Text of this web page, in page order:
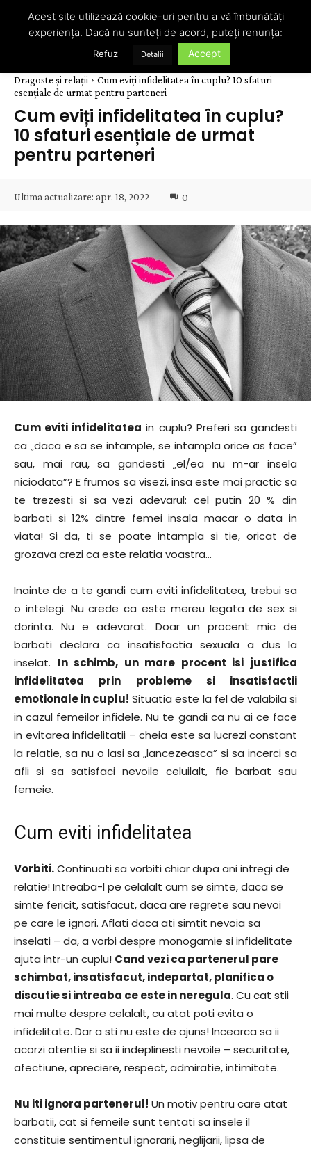
Dragoste și relații
Cum eviți infidelitatea în cuplu? 10 sfaturi
esențiale de urmat pentru parteneri
Cum eviți infidelitatea în cuplu?
10 sfaturi esențiale de urmat
pentru parteneri
Ultima actualizare: apr. 18, 2022 0
Cum eviti infidelitatea in cuplu? Preferi sa gandesti
ca „daca e sa se intample, se intampla orice as face”
sau, mai rau, sa gandesti „el/ea nu m-ar insela
niciodata”? E frumos sa visezi, insa este mai practic sa
te trezesti si sa vezi adevarul: cel putin 20 % din
barbati si 12% dintre femei insala macar o data in
viata! Si da, ti se poate intampla si tie, oricat de
grozava crezi ca este relatia voastra…
Inainte de a te gandi cum eviti infidelitatea, trebui sa
o intelegi. Nu crede ca este mereu legata de sex si
dorinta. Nu e adevarat. Doar un procent mic de
barbati declara ca insatisfactia sexuala a dus la
inselat. In schimb, un mare procent isi justifica
infidelitatea prin probleme si insatisfactii
emotionale in cuplu! Situatia este la fel de valabila si
in cazul femeilor infidele. Nu te gandi ca nu ai ce face
in evitarea infidelitatii – cheia este sa lucrezi constant
la relatie, sa nu o lasi sa „lancezeasca” si sa incerci sa
afli si sa satisfaci nevoile celuilalt, fie barbat sau
femeie.
Cum eviti infidelitatea
Vorbiti.Continuati sa vorbiti chiar dupa ani intregi de
relatie! Intreaba-l pe celalalt cum se simte, daca se
simte fericit, satisfacut, daca are regrete sau nevoi
pe care le ignori. Aflati daca ati simtit nevoia sa
inselati – da, a vorbi despre monogamie si infidelitate
ajuta intr-un cuplu! Cand vezi ca partenerul pare
schimbat, insatisfacut, indepartat, planifica o
discutie si intreaba ce este in neregula. Cu cat stii
mai multe despre celalalt, cu atat poti evita o
infidelitate. Dar a sti nu este de ajuns! Incearca sa ii
acorzi atentie si sa ii indeplinesti nevoile – securitate,
afectiune, apreciere, respect, admiratie, intimitate.
Nu iti ignora partenerul! Un motiv pentru care atat
barbatii, cat si femeile sunt tentati sa insele il
constituie sentimentul ignorarii, neglijarii, lipsa de
Acest site utilizează cookie-uri pentru a vă îmbunătăți
experiența. Dacă nu sunteți de acord, puteți renunța:
Refuz Detalii Accept